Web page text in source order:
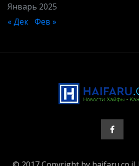
Январь 2025
« Дек Фев »